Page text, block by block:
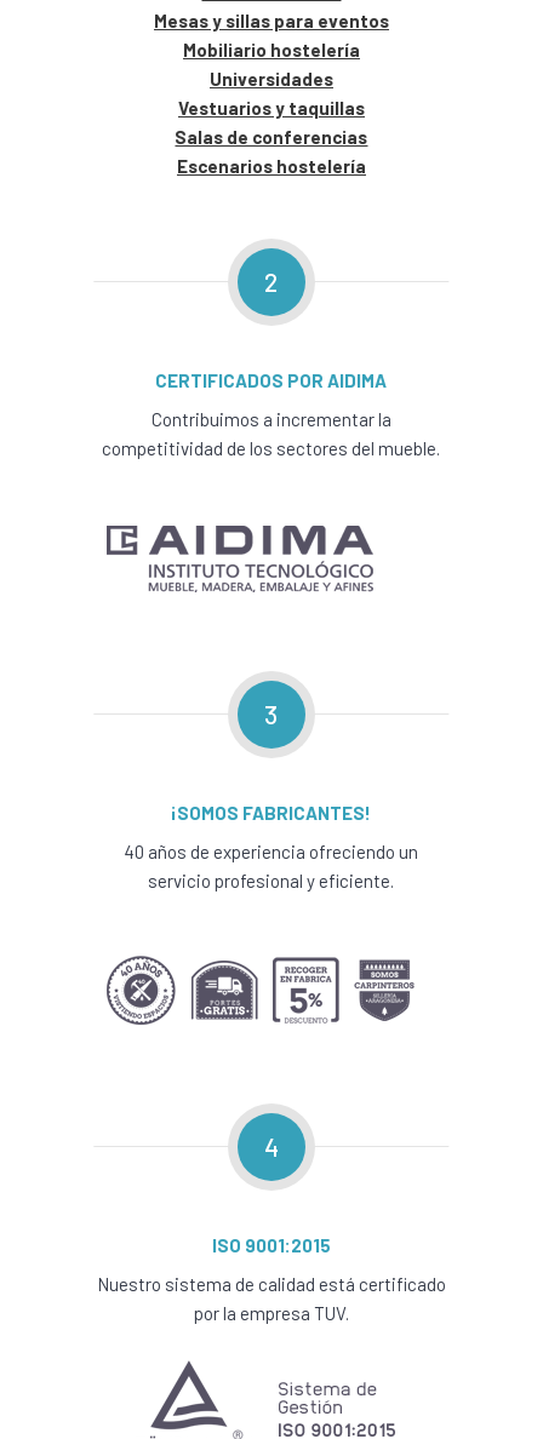
Mesas y sillas para eventos
Mobiliario hostelería
Universidades
Vestuarios y taquillas
Salas de conferencias
Escenarios hostelería
2
CERTIFICADOS POR AIDIMA
Contribuimos a incrementar la
competitividad de los sectores del mueble.
3
¡SOMOS FABRICANTES!
40 años de experiencia ofreciendo un
servicio profesional y eficiente.
4
ISO 9001:2015
Nuestro sistema de calidad está certificado
por la empresa TUV.